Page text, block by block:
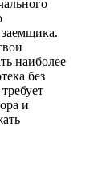
наиболее
без
и